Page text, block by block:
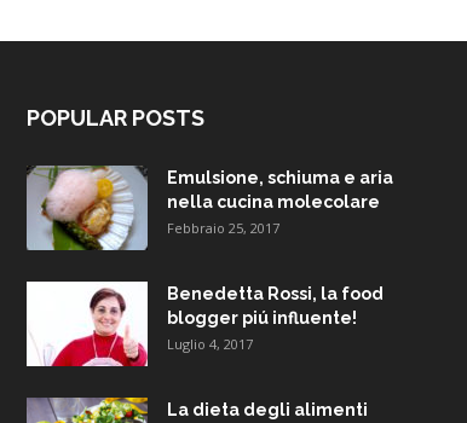
POPULAR POSTS
Emulsione, schiuma e aria
nella cucina molecolare
Febbraio 25, 2017
Benedetta Rossi, la food
blogger piú influente!
Luglio 4, 2017
La dieta degli alimenti